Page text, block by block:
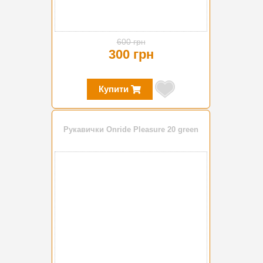
600 грн
300 грн
Купити
Рукавички Onride Pleasure 20 green